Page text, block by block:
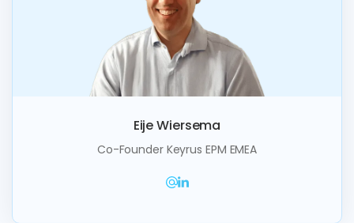
Eije Wiersema
Co-Founder Keyrus EPM EMEA